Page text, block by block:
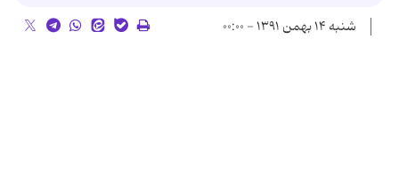
شنبه ۱۴ بهمن ۱۳۹۱ - ۰۰:۰۰